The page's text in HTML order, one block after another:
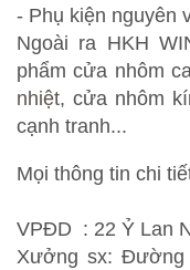
- Phụ kiện nguyên
Ngoài ra HKH
phẩm cửa nhôm
nhiệt, cửa nhôm
cạnh tranh...
Mọi thông tin chi
VPĐD : 22 Ỷ Lan
Xưởng sx: Đường